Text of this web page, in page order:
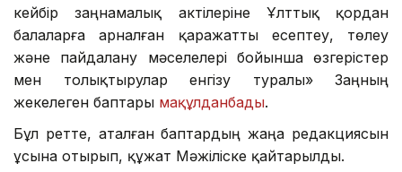
кейбір заңнамалық актілеріне Ұлттық қордан
балаларға арналған қаражатты есептеу, төлеу
және пайдалану мәселелері бойынша өзгерістер
мен толықтырулар енгізу туралы» Заңның
жекелеген баптары мақұлданбады.
Бұл ретте, аталған баптардың жаңа редакциясын
ұсына отырып, құжат Мәжіліске қайтарылды.